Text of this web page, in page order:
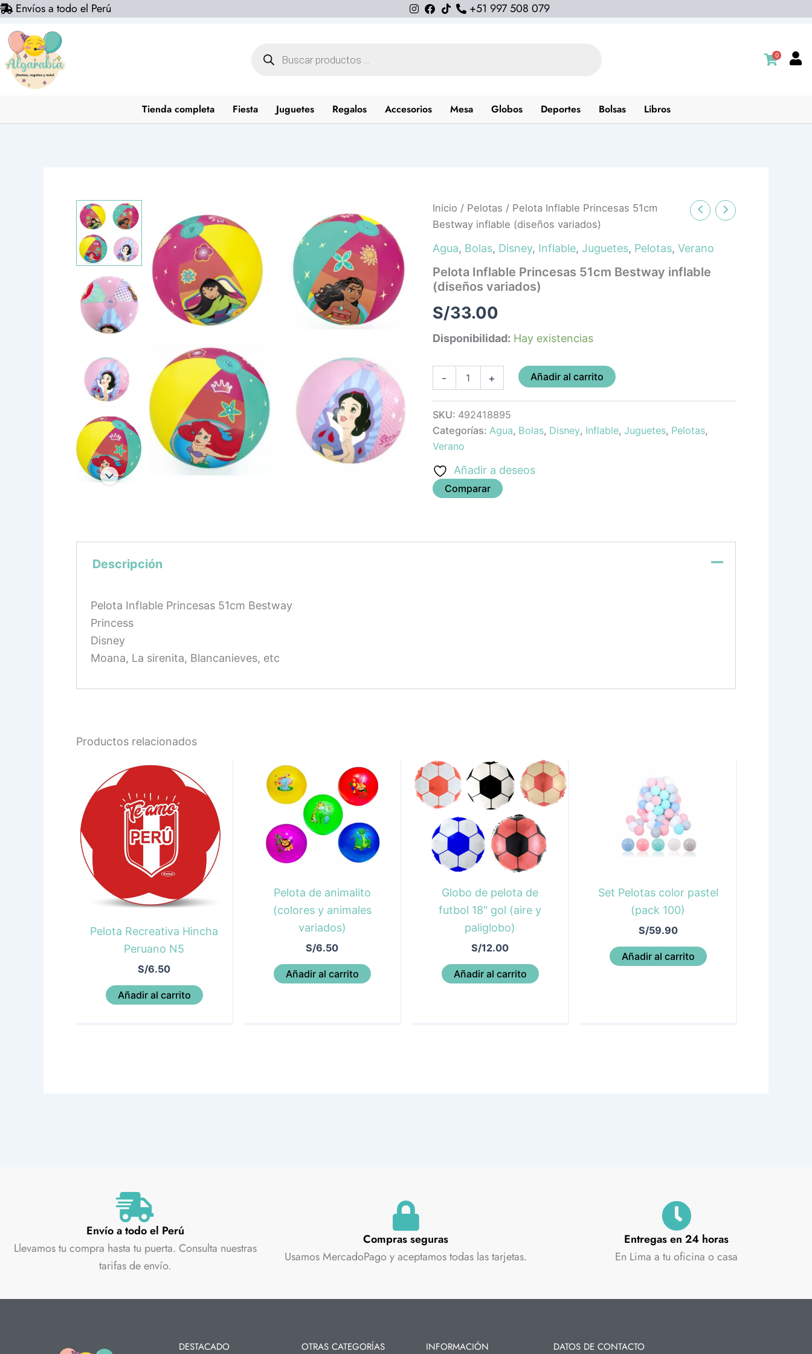
Ir
contenido
Envíos a todo el Perú +51 997 508 079
productos
0
Tienda completa Fiesta Juguetes Regalos Accesorios Mesa Globos Deportes Bolsas Libros
Inicio / Pelotas / Pelota Inflable Princesas 51cm
Bestway inflable (diseños variados)
Agua, Bolas, Disney, Inflable, Juguetes, Pelotas, Verano
Pelota Inflable Princesas 51cm Bestway inflable
(diseños variados)
S/33.00
Disponibilidad: Hay existencias
-
Pelota
Princesas
Bestway
inflable
(diseños
variados)
+ Añadir al carrito
SKU: 492418895
Categorías: Agua, Bolas, Disney, Inflable, Juguetes, Pelotas,
Verano
Añadir a deseos
Comparar
Descripción
Pelota Inflable Princesas 51cm Bestway
Princess
Disney
Moana, La sirenita, Blancanieves, etc
Productos relacionados
Pelota Recreativa Hincha
Peruano N5
S/6.50
Añadir al carrito
Pelota de animalito
(colores y animales
variados)
S/6.50
Añadir al carrito
Globo de pelota de
futbol 18″ gol (aire y
paliglobo)
S/12.00
Añadir al carrito
Set Pelotas color pastel
(pack 100)
S/59.90
Añadir al carrito
Envío a todo el Perú
Llevamos tu compra hasta tu puerta. Consulta nuestras
tarifas de envío.
Compras seguras
Usamos MercadoPago y aceptamos todas las tarjetas.
Entregas en 24 horas
En Lima a tu oficina o casa
DESTACADO OTRAS CATEGORÍAS INFORMACIÓN DATOS DE CONTACTO